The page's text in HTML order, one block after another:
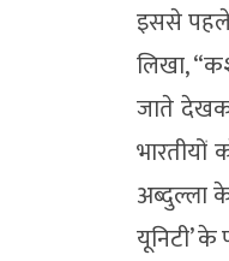
इससे पहले,
लिखा,
जाते
भारतीयों
अब्दुल्ला
यूनिटी’